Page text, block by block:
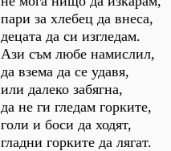
пари за хлебец да внеса,
децата да си изгледам.
Ази съм любе намислил,
да взема да се удавя,
или далеко забягна,
да не ги гледам горките,
голи и боси да ходят,
гладни горките да лягат.